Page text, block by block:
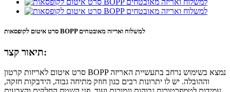
סרט איטום לקופסאות BOPP למשלוח ואריזה מאובטחים
תיאור קצר:
סרט איטום לאריזות קרטון BOPP נמצא בשימוש נרחב בתעשיית האריזה
וההובלה. יש לו יתרונות רבים כגון חוזק מתיחה גבוה, הידבקות חזקה,